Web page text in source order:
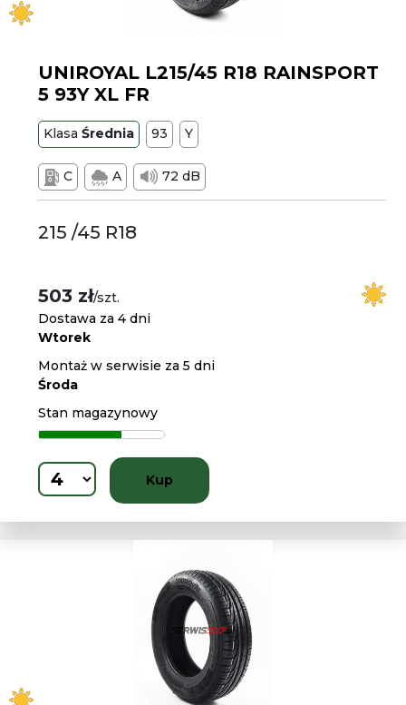
UNIROYAL L215/45 R18 RAINSPORT
5 93Y XL FR
KlasaŚrednia 93 Y
C A 72 dB
215 /45 R18
503 zł/szt.
Dostawa za 4 dni
Wtorek
Montaż w serwisie za 5 dni
Środa
Stan magazynowy
Kup